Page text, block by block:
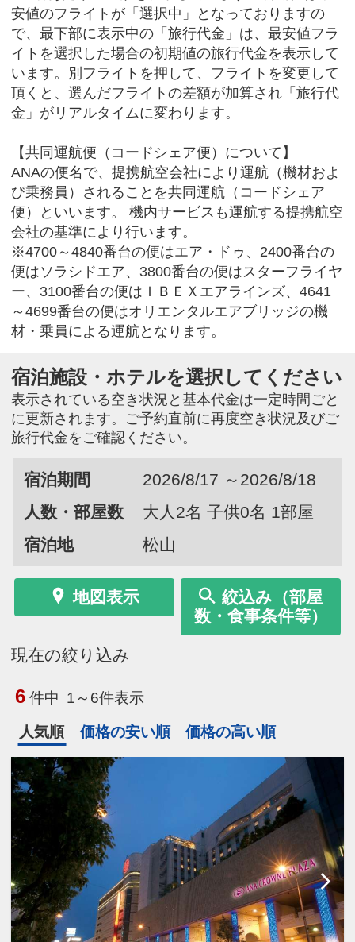
安値のフライトが「選択中」となっておりますの
で、最下部に表示中の「旅行代金」は、最安値フラ
イトを選択した場合の初期値の旅行代金を表示して
います。別フライトを押して、フライトを変更して
頂くと、選んだフライトの差額が加算され「旅行代
金」がリアルタイムに変わります。
【共同運航便（コードシェア便）について】
ANAの便名で、提携航空会社により運航（機材およ
び乗務員）されることを共同運航（コードシェア
便）といいます。 機内サービスも運航する提携航空
会社の基準により行います。
※4700～4840番台の便はエア・ドゥ、2400番台の
便はソラシドエア、3800番台の便はスターフライヤ
ー、3100番台の便はＩＢＥＸエアラインズ、4641
～4699番台の便はオリエンタルエアブリッジの機
材・乗員による運航となります。
宿泊施設・ホテルを選択してください
表示されている空き状況と基本代金は一定時間ごと
に更新されます。ご予約直前に再度空き状況及びご
旅行代金をご確認ください。
宿泊期間
2026/8/17 ～2026/8/18
人数・部屋数
大人2名 子供0名 1部屋
宿泊地
松山
地図表示
絞込み（部屋
数・食事条件等）
現在の絞り込み
6 件中 1～6件表示
人気順 価格の安い順 価格の高い順